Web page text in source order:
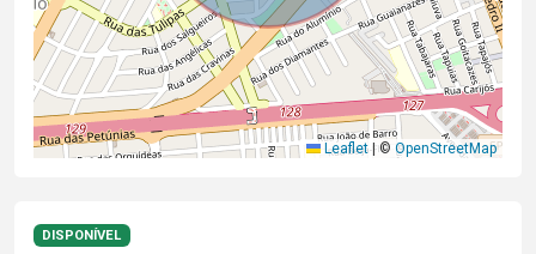
Leaflet |© OpenStreetMap
DISPONÍVEL